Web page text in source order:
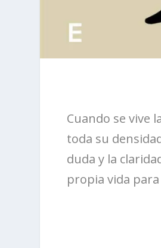
Cuando se vive
toda su
duda y la
propia vida